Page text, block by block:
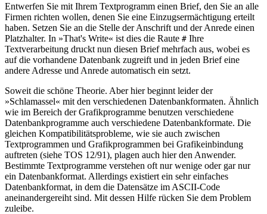
Entwerfen Sie mit Ihrem Textprogramm einen Brief, den Sie an alle
Firmen richten wollen, denen Sie eine Einzugsermächtigung erteilt
haben. Setzen Sie an die Stelle der Anschrift und der Anrede einen
Platzhalter. In »That's Write« ist dies die Raute # Ihre
Textverarbeitung druckt nun diesen Brief mehrfach aus, wobei es
auf die vorhandene Datenbank zugreift und in jeden Brief eine
andere Adresse und Anrede automatisch ein setzt.
Soweit die schöne Theorie. Aber hier beginnt leider der
»Schlamassel« mit den verschiedenen Datenbankformaten. Ähnlich
wie im Bereich der Grafikprogramme benutzen verschiedene
Datenbankprogramme auch verschiedene Datenbankformate. Die
gleichen Kompatibilitätsprobleme, wie sie auch zwischen
Textprogrammen und Grafikprogrammen bei Grafikeinbindung
auftreten (siehe TOS 12/91), plagen auch hier den Anwender.
Bestimmte Textprogramme verstehen oft nur wenige oder gar nur
ein Datenbankformat. Allerdings existiert ein sehr einfaches
Datenbankformat, in dem die Datensätze im ASCII-Code
aneinandergereiht sind. Mit dessen Hilfe rücken Sie dem Problem
zuleibe.